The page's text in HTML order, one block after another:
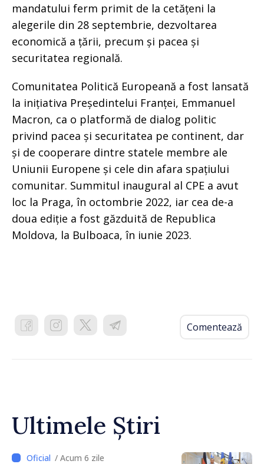
mandatului ferm primit de la cetățeni la
alegerile din 28 septembrie, dezvoltarea
economică a țării, precum și pacea și
securitatea regională.
Comunitatea Politică Europeană a fost lansată
la inițiativa Președintelui Franței, Emmanuel
Macron, ca o platformă de dialog politic
privind pacea și securitatea pe continent, dar
și de cooperare dintre statele membre ale
Uniunii Europene și cele din afara spațiului
comunitar. Summitul inaugural al CPE a avut
loc la Praga, în octombrie 2022, iar cea de-a
doua ediție a fost găzduită de Republica
Moldova, la Bulboaca, în iunie 2023.
Comentează
Ultimele Știri
/ Acum 6 zile